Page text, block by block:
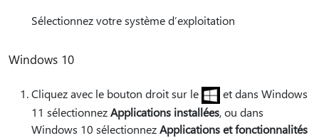
Sélectionnez votre système d’exploitation
Windows 10
Cliquez avec le bouton droit sur le
et dans Windows
11 sélectionnezApplications installées, ou dans
Windows 10 sélectionnezApplications et fonctionnalités